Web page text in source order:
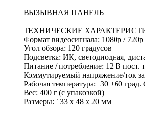
ВЫЗЫВНАЯ ПАНЕЛЬ
ТЕХНИЧЕСКИЕ
Формат видеосигнала: 1080p /
Угол обзора: 120 градусов
Подсветка: ИК, светодиодная,
Питание / потребление: 12 В пост.
Коммутируемый напряжение/ток
Рабочая температура: -30 +60 град.
Вес: 400 г (с упаковкой)
Размеры: 133 х 48 х 20 мм